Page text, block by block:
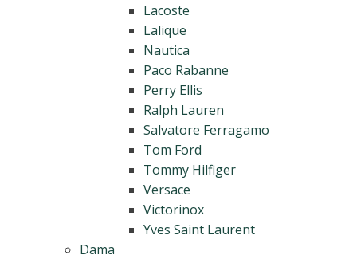
Lacoste
Lalique
Nautica
Paco Rabanne
Perry Ellis
Ralph Lauren
Salvatore Ferragamo
Tom Ford
Tommy Hilfiger
Versace
Victorinox
Yves Saint Laurent
Dama